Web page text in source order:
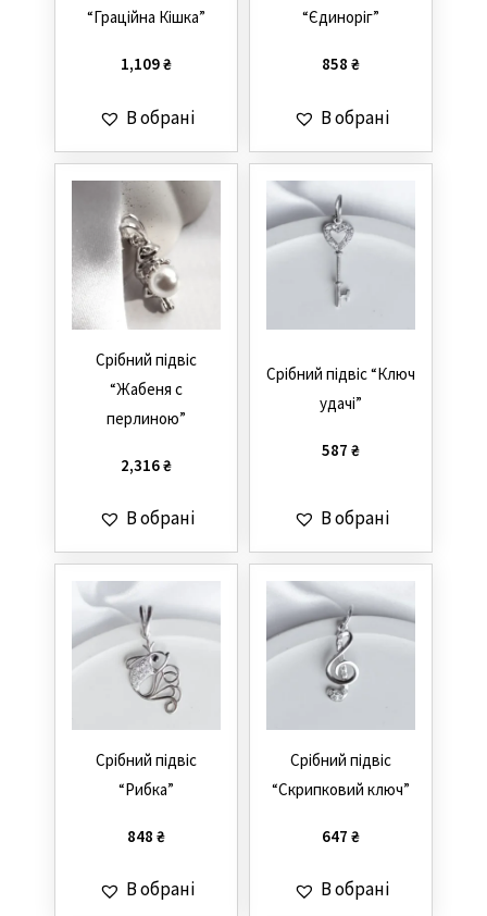
“Граційна Кішка”
1,109₴
В обрані
“Єдиноріг”
858 ₴
В обрані
Cрібний підвіс
“Жабеня с
перлиною”
2,316₴
В обрані
Cрібний підвіс “Ключ
удачі”
587 ₴
В обрані
Cрібний підвіс
“Рибка”
848 ₴
В обрані
Cрібний підвіс
“Скрипковий ключ”
647 ₴
В обрані